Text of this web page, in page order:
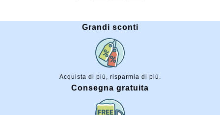
Grandi sconti
Acquista di più, risparmia di più.
Consegna gratuita